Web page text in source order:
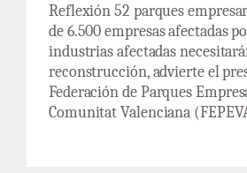
Reflexión 52 parques
de 6.500 empresas afectadas
industrias afectadas
reconstrucción, advierte el
Federación de Parques
Comunitat Valenciana